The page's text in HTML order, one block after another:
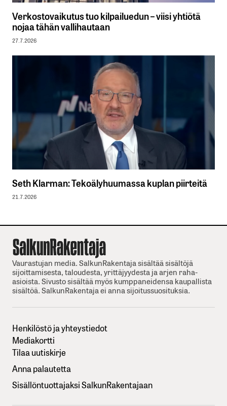
Verkostovaikutus tuo kilpailuedun – viisi yhtiötä
nojaa tähän vallihautaan
27.7.2026
Seth Klarman: Tekoälyhuumassa kuplan piirteitä
21.7.2026
Vaurastujan media. SalkunRakentaja sisältää sisältöjä
sijoittamisesta, taloudesta, yrittäjyydesta ja arjen raha-
asioista. Sivusto sisältää myös kumppaneidensa kaupallista
sisältöä. SalkunRakentaja ei anna sijoitussuosituksia.
Henkilöstö ja yhteystiedot
Mediakortti
Tilaa uutiskirje
Anna palautetta
Sisällöntuottajaksi SalkunRakentajaan